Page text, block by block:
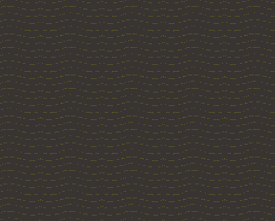
als vorher betrachten.
Meine Bewertung: